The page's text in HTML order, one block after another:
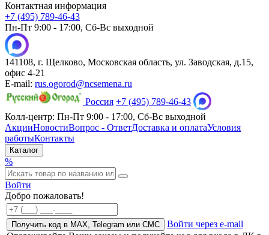
Контактная информация
+7 (495) 789-46-43
Пн-Пт 9:00 - 17:00, Сб-Вс выходной
141108, г. Щелково, Московская область, ул. Заводская, д.15,
офис 4-21
E-mail: rus.ogorod@ncsemena.ru
Россия +7 (495) 789-46-43
Колл-центр: Пн-Пт 9:00 - 17:00, Сб-Вс выходной
АкцииНовостиВопрос - ОтветДоставка и оплатаУсловия
работыКонтакты
Каталог
%
Войти
Добро пожаловать!
Получить код в MAX, Telegram или СМС
Войти через e-mail